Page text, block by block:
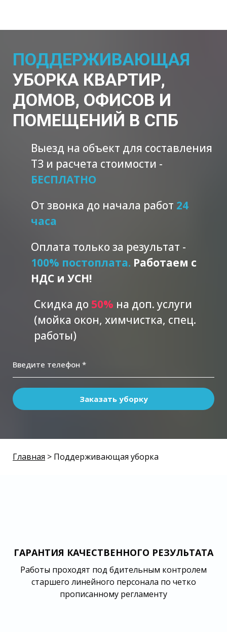
ПОДДЕРЖИВАЮЩАЯ
УБОРКА КВАРТИР,
ДОМОВ, ОФИСОВ И
ПОМЕЩЕНИЙ В СПБ
Выезд на объект для составления
ТЗ и расчета стоимости -
БЕСПЛАТНО
От звонка до начала работ 24
часа
Оплата только за результат -
100% постоплата. Работаем с
НДС и УСН!
Скидка до 50% на доп. услуги
(мойка окон, химчистка, спец.
работы)
Введите телефон *
Заказать уборку
Главная > Поддерживающая уборка
ГАРАНТИЯ КАЧЕСТВЕННОГО РЕЗУЛЬТАТА
Работы проходят под бдительным контролем
старшего линейного персонала по четко
прописанному регламенту